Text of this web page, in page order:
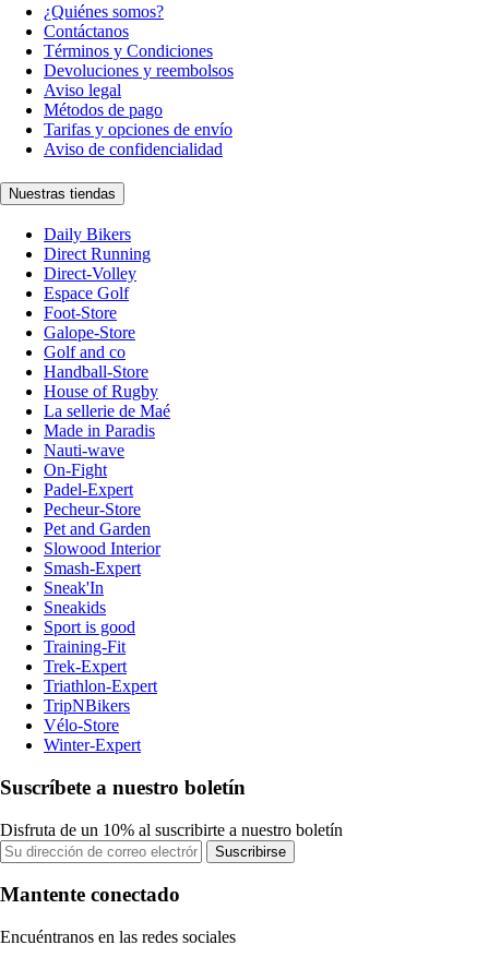
¿Quiénes somos?
Contáctanos
Términos y Condiciones
Devoluciones y reembolsos
Aviso legal
Métodos de pago
Tarifas y opciones de envío
Aviso de confidencialidad
Nuestras tiendas
Daily Bikers
Direct Running
Direct-Volley
Espace Golf
Foot-Store
Galope-Store
Golf and co
Handball-Store
House of Rugby
La sellerie de Maé
Made in Paradis
Nauti-wave
On-Fight
Padel-Expert
Pecheur-Store
Pet and Garden
Slowood Interior
Smash-Expert
Sneak'In
Sneakids
Sport is good
Training-Fit
Trek-Expert
Triathlon-Expert
TripNBikers
Vélo-Store
Winter-Expert
Suscríbete a nuestro boletín
Disfruta de un 10% al suscribirte a nuestro boletín
Suscribirse
Mantente conectado
Encuéntranos en las redes sociales